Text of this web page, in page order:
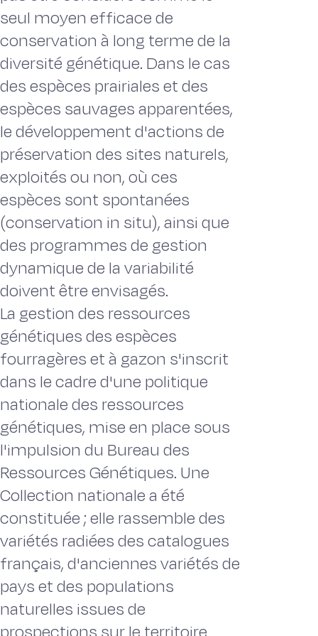
seul moyen efficace de
conservation à long terme de la
diversité génétique. Dans le cas
des espèces prairiales et des
espèces sauvages apparentées,
le développement d'actions de
préservation des sites naturels,
exploités ou non, où ces
espèces sont spontanées
(conservation in situ), ainsi que
des programmes de gestion
dynamique de la variabilité
doivent être envisagés.
La gestion des ressources
génétiques des espèces
fourragères et à gazon s'inscrit
dans le cadre d'une politique
nationale des ressources
génétiques, mise en place sous
l'impulsion du Bureau des
Ressources Génétiques. Une
Collection nationale a été
constituée ; elle rassemble des
variétés radiées des catalogues
français, d'anciennes variétés de
pays et des populations
naturelles issues de